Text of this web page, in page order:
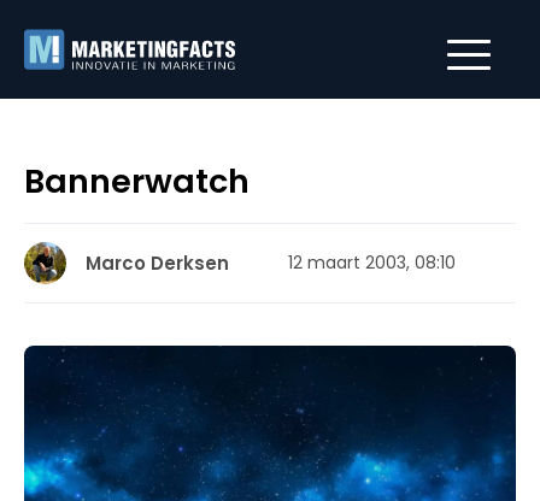
Bannerwatch
Marco Derksen 12 maart 2003, 08:10